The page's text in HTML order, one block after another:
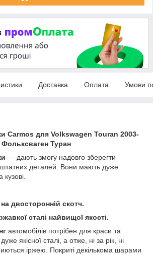
Доставка Оплата Умови
Carmos для Volkswagen Touran 2003-
Туран
— дають змогу надовго зберегти
штатних деталей. Вони мають дуже
двосторонній скотч.
сталі найвищої якості.
автомобілів потрібен для краси та
якісної сталі, а отже, ні за рік, ні
іржею. Покриті декількома шарами